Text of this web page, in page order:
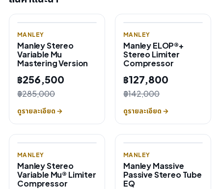
MANLEY
Manley Stereo
Variable Mu
Mastering Version
฿256,500
฿285,000
ดูรายละเอียด →
MANLEY
Manley ELOP®+
Stereo Limiter
Compressor
฿127,800
฿142,000
ดูรายละเอียด →
MANLEY
Manley Stereo
Variable Mu® Limiter
Compressor
MANLEY
Manley Massive
Passive Stereo Tube
EQ